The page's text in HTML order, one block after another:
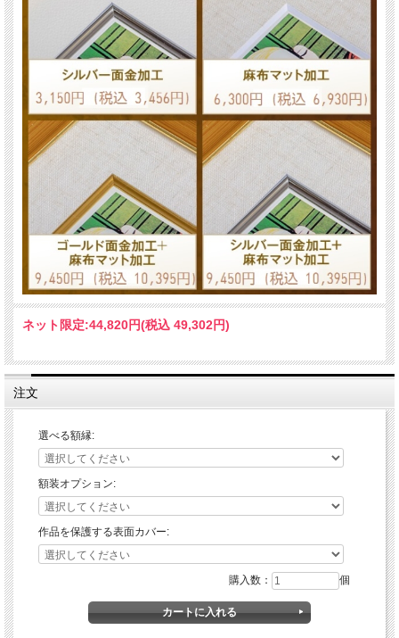
ネット限定:44,820円(税込 49,302円)
注文
選べる額縁:
額装オプション:
作品を保護する表面カバー:
購入数： 個